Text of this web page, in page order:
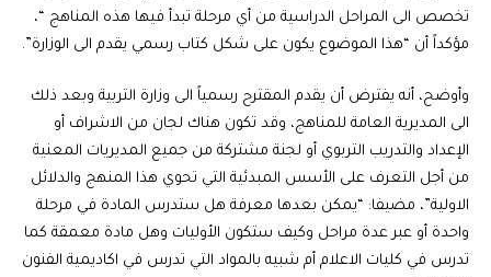
تخصص الى المراحل الدراسية من أي مرحلة تبدأ فيها هذه المناهج “،
مؤكداً أن “هذا الموضوع يكون على شكل كتاب رسمي يقدم الى الوزارة”.
وأوضح، أنه يفترض أن يقدم المقترح رسمياً الى وزارة التربية وبعد ذلك
الى المديرية العامة للمناهج، وقد تكون هناك لجان من الاشراف أو
الإعداد والتدريب التربوي أو لجنة مشتركة من جميع المديريات المعنية
من أجل التعرف على الأسس المبدئية التي تحوي هذا المنهج والدلائل
الاولية”، مضيفا: “يمكن بعدها معرفة هل ستدرس المادة في مرحلة
واحدة أو عبر عدة مراحل وكيف ستكون الأوليات وهل مادة معمقة كما
تدرس في كليات الاعلام أم شبيه بالمواد التي تدرس في اكاديمية الفنون